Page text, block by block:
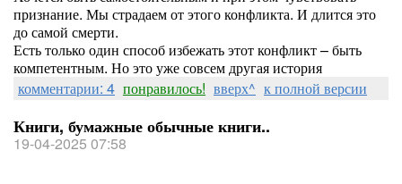
признание. Мы страдаем от этого конфликта. И длится это
до самой смерти.
Есть только один способ избежать этот конфликт – быть
компетентным. Но это уже совсем другая история
комментарии: 4 понравилось! вверх^ к полной версии
Книги, бумажные обычные книги..
19-04-2025 07:58